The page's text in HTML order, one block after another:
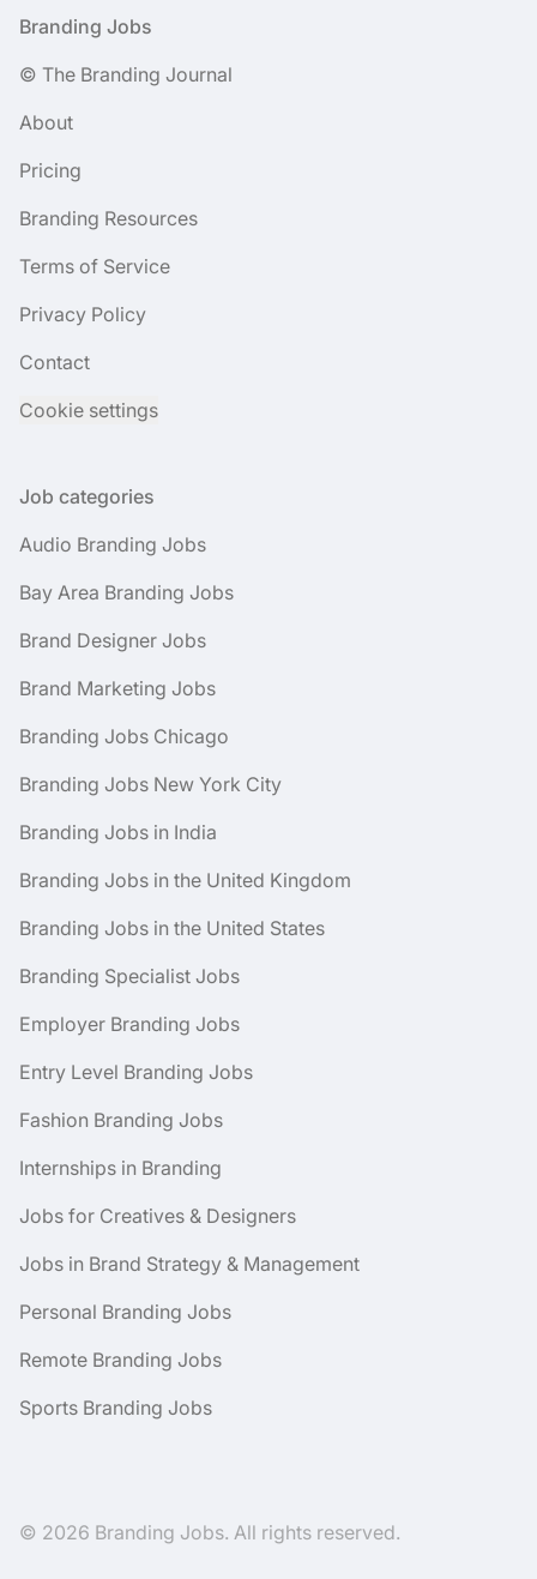
Footer
Branding Jobs
© The Branding Journal
About
Pricing
Branding Resources
Terms of Service
Privacy Policy
Contact
Cookie settings
Job categories
Audio Branding Jobs
Bay Area Branding Jobs
Brand Designer Jobs
Brand Marketing Jobs
Branding Jobs Chicago
Branding Jobs New York City
Branding Jobs in India
Branding Jobs in the United Kingdom
Branding Jobs in the United States
Branding Specialist Jobs
Employer Branding Jobs
Entry Level Branding Jobs
Fashion Branding Jobs
Internships in Branding
Jobs for Creatives & Designers
Jobs in Brand Strategy & Management
Personal Branding Jobs
Remote Branding Jobs
Sports Branding Jobs
© 2026 Branding Jobs. All rights reserved.